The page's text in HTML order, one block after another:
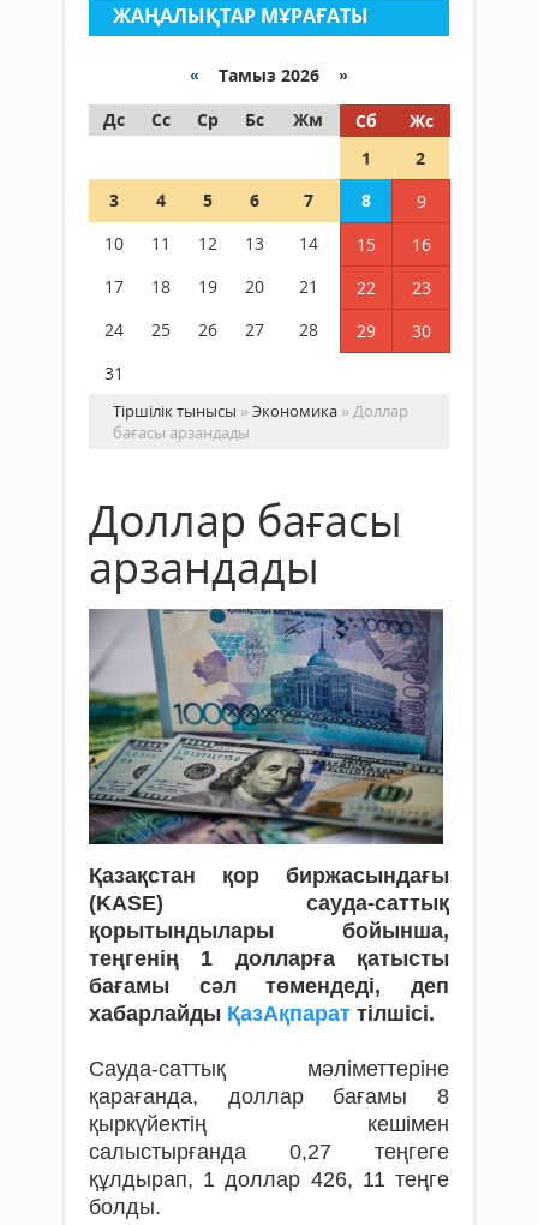
ЖАҢАЛЫҚТАР МҰРАҒАТЫ
« Тамыз 2026 »
Дс
Сс Ср Бс Жм Сб
Жс
1
2
3
4 5 6 7 8
9
10
11 12 13 14 15
16
17
18 19 20 21 22
23
24
25 26 27 28 29
30
31
Тіршілік тынысы »Экономика » Доллар
бағасы арзандады
Доллар бағасы
арзандады
Қазақстан қор биржасындағы
(KASE) сауда-саттық
қорытындылары бойынша,
теңгенің 1 долларға қатысты
бағамы сәл төмендеді, деп
хабарлайды ҚазАқпарат тілшісі.
Сауда-саттық мәліметтеріне
қарағанда, доллар бағамы 8
қыркүйектің кешімен
салыстырғанда 0,27 теңгеге
құлдырап, 1 доллар 426, 11 теңге
болды.